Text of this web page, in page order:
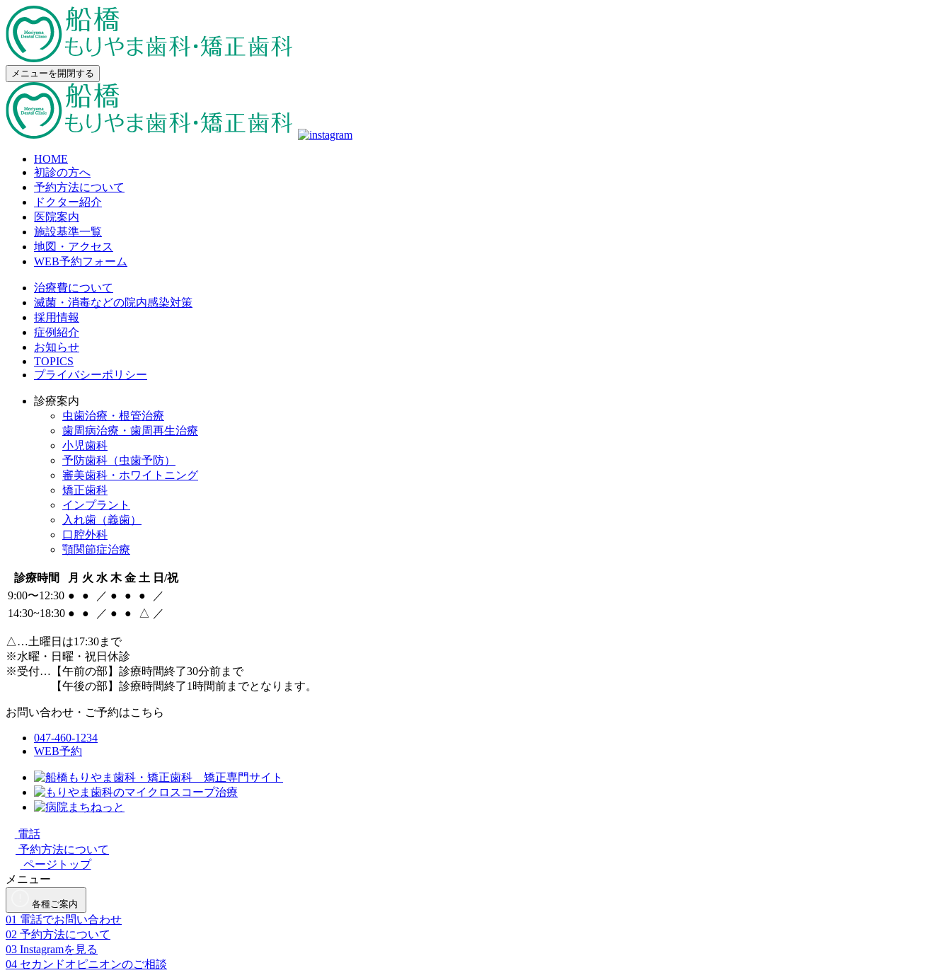
メニューを開閉する
HOME
初診の方へ
予約方法について
ドクター紹介
医院案内
施設基準一覧
地図・アクセス
WEB予約フォーム
治療費について
滅菌・消毒などの院内感染対策
採用情報
症例紹介
お知らせ
TOPICS
プライバシーポリシー
診療案内
虫歯治療・根管治療
歯周病治療・歯周再生治療
小児歯科
予防歯科（虫歯予防）
審美歯科・ホワイトニング
矯正歯科
インプラント
入れ歯（義歯）
口腔外科
顎関節症治療
診療時間 月 火 水 木 金 土 日/祝
9:00〜12:30 ● ● ／ ● ● ●
／
14:30~18:30 ● ● ／ ● ● △ ／
△…土曜日は17:30まで
※水曜・日曜・祝日休診
※受付…【午前の部】診療時間終了30分前まで
【午後の部】診療時間終了1時間前までとなります。
お問い合わせ・ご予約はこちら
047-460-1234
WEB予約
電話
予約方法について
ページトップ
メニュー
各種ご案内
01 電話でお問い合わせ
02 予約方法について
03 Instagramを見る
04 セカンドオピニオンのご相談